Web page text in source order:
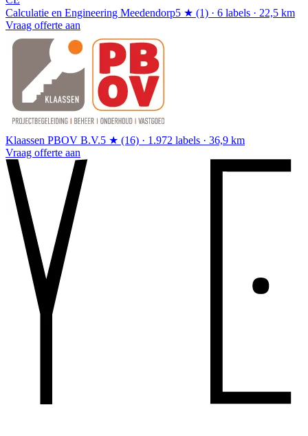
Calculatie en Engineering Meedendorp5 ★ (1) · 6 labels · 22,5 km
Vraag offerte aan
Klaassen PBOV B.V.5 ★ (16) · 1.972 labels · 36,9 km
Vraag offerte aan